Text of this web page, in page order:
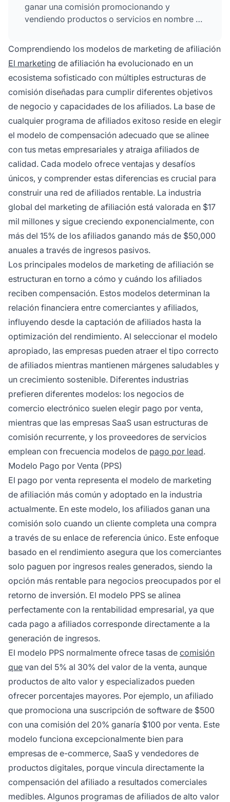
ganar una comisión promocionando y
vendiendo productos o servicios en nombre de
afiliados como bloggers, influencers en redes
sociales, webmasters y marketers de email,
cada uno usando canales únicos para generar
tráfico y ventas.
Comprendiendo los modelos de marketing de afiliación
El marketing de afiliación ha evolucionado en un
ecosistema sofisticado con múltiples estructuras de
comisión diseñadas para cumplir diferentes objetivos
de negocio y capacidades de los afiliados. La base de
cualquier programa de afiliados exitoso reside en elegir
el modelo de compensación adecuado que se alinee
con tus metas empresariales y atraiga afiliados de
calidad. Cada modelo ofrece ventajas y desafíos
únicos, y comprender estas diferencias es crucial para
construir una red de afiliados rentable. La industria
global del marketing de afiliación está valorada en $17
mil millones y sigue creciendo exponencialmente, con
más del 15% de los afiliados ganando más de $50,000
anuales a través de ingresos pasivos.
Los principales modelos de marketing de afiliación se
estructuran en torno a cómo y cuándo los afiliados
reciben compensación. Estos modelos determinan la
relación financiera entre comerciantes y afiliados,
influyendo desde la captación de afiliados hasta la
optimización del rendimiento. Al seleccionar el modelo
apropiado, las empresas pueden atraer el tipo correcto
de afiliados mientras mantienen márgenes saludables y
un crecimiento sostenible. Diferentes industrias
prefieren diferentes modelos: los negocios de
comercio electrónico suelen elegir pago por venta,
mientras que las empresas SaaS usan estructuras de
comisión recurrente, y los proveedores de servicios
emplean con frecuencia modelos de pago por lead.
Modelo Pago por Venta (PPS)
El pago por venta representa el modelo de marketing
de afiliación más común y adoptado en la industria
actualmente. En este modelo, los afiliados ganan una
comisión solo cuando un cliente completa una compra
a través de su enlace de referencia único. Este enfoque
basado en el rendimiento asegura que los comerciantes
solo paguen por ingresos reales generados, siendo la
opción más rentable para negocios preocupados por el
retorno de inversión. El modelo PPS se alinea
perfectamente con la rentabilidad empresarial, ya que
cada pago a afiliados corresponde directamente a la
generación de ingresos.
El modelo PPS normalmente ofrece tasas de comisión
que van del 5% al 30% del valor de la venta, aunque
productos de alto valor y especializados pueden
ofrecer porcentajes mayores. Por ejemplo, un afiliado
que promociona una suscripción de software de $500
con una comisión del 20% ganaría $100 por venta. Este
modelo funciona excepcionalmente bien para
empresas de e-commerce, SaaS y vendedores de
productos digitales, porque vincula directamente la
compensación del afiliado a resultados comerciales
medibles. Algunos programas de afiliados de alto valor